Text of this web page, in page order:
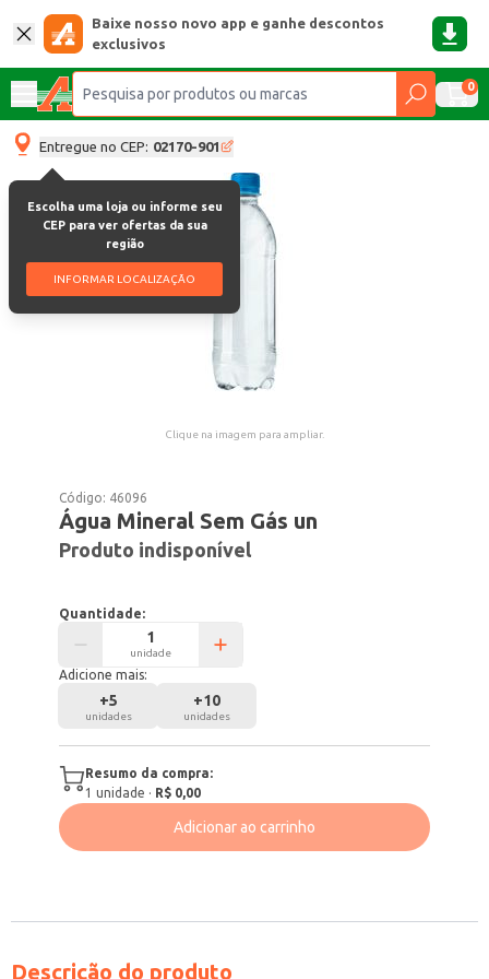
Baixe nosso novo app e ganhe descontos
exclusivos
0
Entregue no CEP: 02170-901
Escolha uma loja ou informe seu
CEP para ver ofertas da sua
região
INFORMAR LOCALIZAÇÃO
Clique na imagem para ampliar.
Código: 46096
Água Mineral Sem Gás un
Produto indisponível
Quantidade:
unidade
Adicione mais:
+5
unidades
+10
unidades
Resumo da compra:
1 unidade · R$ 0,00
Adicionar ao carrinho
Descrição do produto